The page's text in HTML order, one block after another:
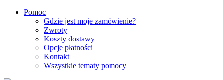
Pomoc
Gdzie jest moje zamówienie?
Zwroty
Koszty dostawy
Opcje płatności
Kontakt
Wszystkie tematy pomocy